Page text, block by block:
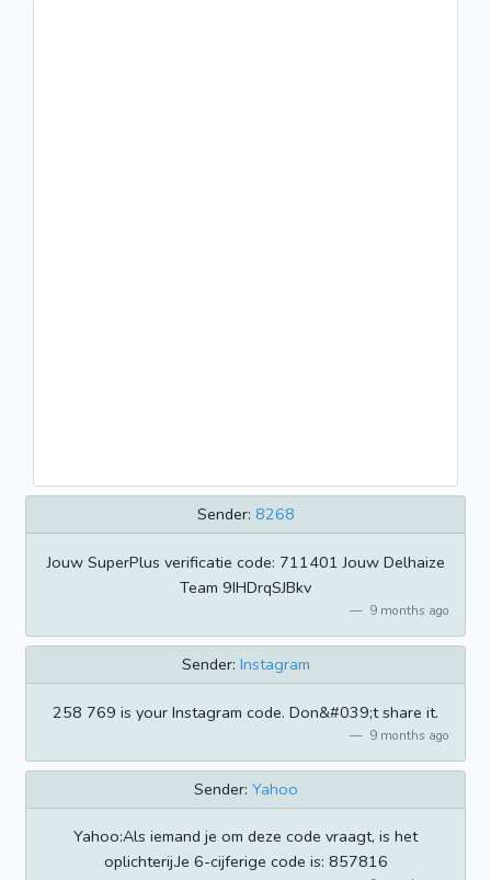
Sender: 8268
Jouw SuperPlus verificatie code: 711401 Jouw Delhaize
Team 9IHDrqSJBkv
9 months ago
Sender: Instagram
258 769 is your Instagram code. Don&#039;t share it.
9 months ago
Sender: Yahoo
Yahoo:Als iemand je om deze code vraagt, is het
oplichterij.Je 6-cijferige code is: 857816